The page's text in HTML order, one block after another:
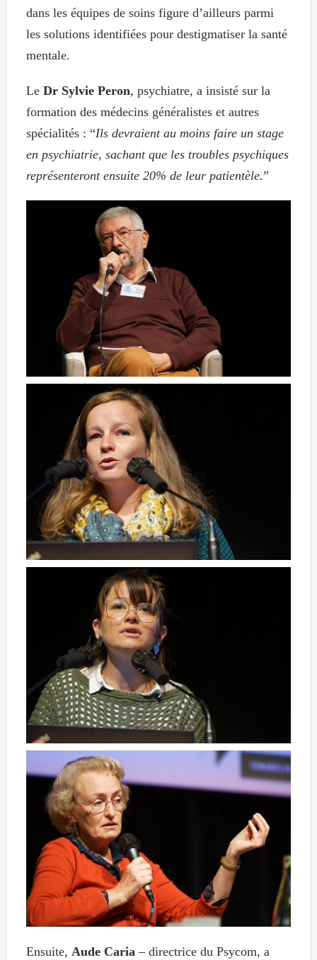
dans les équipes de soins figure d’ailleurs parmi
les solutions identifiées pour destigmatiser la santé
mentale.
Le Dr Sylvie Peron, psychiatre, a insisté sur la
formation des médecins généralistes et autres
spécialités : “Ils devraient au moins faire un stage
en psychiatrie, sachant que les troubles psychiques
représenteront ensuite 20% de leur patientèle.”
Ensuite, Aude Caria – directrice du Psycom, a